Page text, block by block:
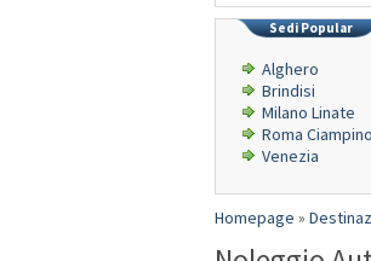
Sedi Popular
Alghero
Brindisi
Milano Linate
Roma Ciampino
Venezia
Homepage »